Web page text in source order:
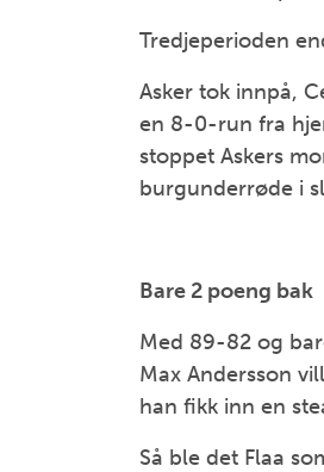
Tredjeperioden
Asker tok innpå,
en 8-0-run fra
stoppet Askers
burgunderrøde i
Bare 2 poeng bak
Med 89-82 og
Max Andersson
han fikk inn en
Så ble det Flaa